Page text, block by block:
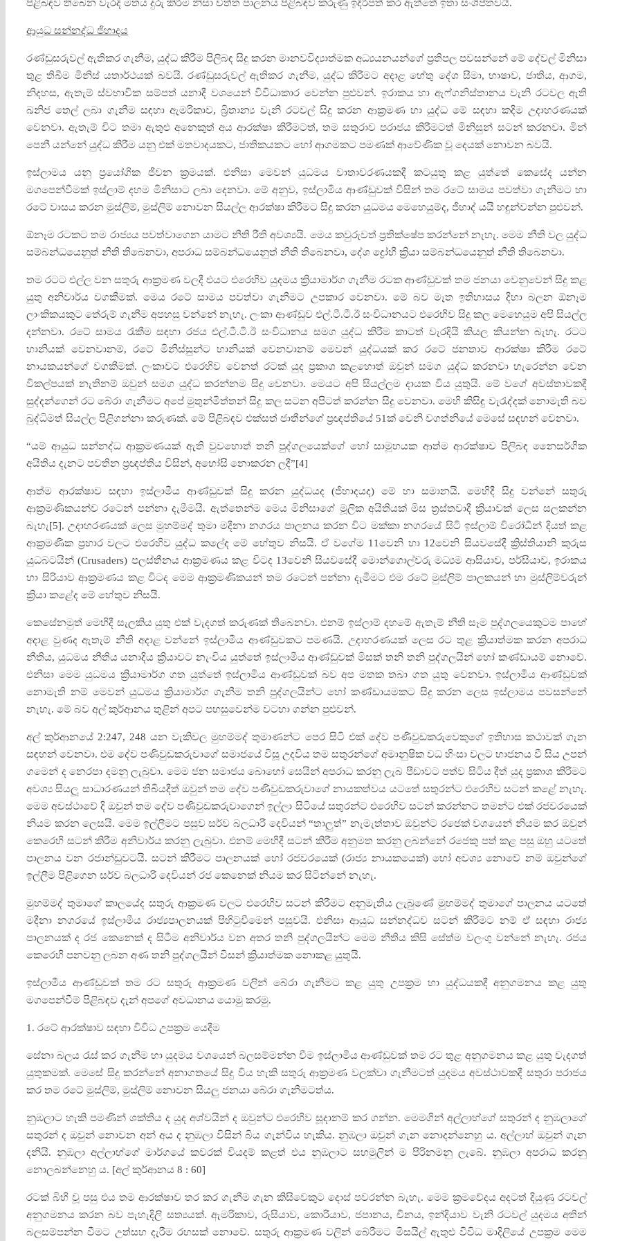
පිළිබඳව තිබෙන වැරදි මතය දුරු කිරීම නිසා චිත්ත පාලනය පිළිබඳව කරුණු ඉදිරිපත් කර ඇත්තේ ඉතා සංශිප්තවයි.
ආයුධ සන්නද්ධ ජිහාදය
රණ්ඩුසරුවල් ඇතිකර ගැනීම, යුද්ධ කිරීම පිලිබඳ සිදු කරන මානවවිද්‍යාත්මක අධ්‍යයනයන්ගේ ප්‍රතිපල පවසන්නේ මේ දේවල් මිනිසා
තුළ තිබීම මිනිස් යතාර්ථයක් බවයි. රණ්ඩුසරුවල් ඇතිකර ගැනීම, යුද්ධ කිරීමට අදාළ හේතු දේශ සීමා, භාෂාව, ජාතිය, ආගම,
නිදහස, ඇතැම් ස්වභාවික සම්පත් යනාදී වශයෙන් විවිධාකාර වෙන්න පුළුවන්. ඉරාකය හා ඇෆ්ගනිස්තානය වැනි රටවල ඇති
ඛනිජ තෙල් ලබා ගැනීම සඳහා ඇමරිකාව, බ්‍රිතාන්‍ය වැනි රටවල් සිදු කරන ආක්‍රමණ හා යුද්ධ මේ සඳහා කදිම උදාහරණයක්
වෙනවා. ඇතැම් විට තමා ඇතුළු අනෙකුත් අය ආරක්ෂා කිරීමටත්, තම සතුරාව පරාජය කිරීමටත් මිනිසුන් සටන් කරනවා. මින්
පෙනී යන්නේ යුද්ධ කිරීම යනු එක් මතවාදයකට, ජාතිකයකට හෝ ආගමකට පමණක් ආවේණික වූ දෙයක් නොවන බවයි.
ඉස්ලාමය යනු ප්‍රයෝගික ජීවන ක්‍රමයක්. එනිසා මෙවන් යුධමය වාතාවරණයකදී කටයුතු කළ යුත්තේ කෙසේද යන්න
මගපෙන්වීමක් ඉස්ලාම් දහම මිනිසාට ලබා දෙනවා. මේ අනුව, ඉස්ලාමිය ආණ්ඩුවක් විසින් තම රටේ සාමය පවත්වා ගැනීමට හා
රටේ වාසය කරන මුස්ලිම්, මුස්ලිම් නොවන සියල්ල ආරක්ෂා කිරීමට සිදු කරන යුධමය මෙහෙයුම්ද, ජිහාද් යයි හඳුන්වන්න පුළුවන්.
ඕනෑම රටකට තම රාජ්‍යය පවත්වාගෙන යාමට නීති රීති අවශ්‍යයි. මෙය කවුරුවත් ප්‍රතික්ෂේප කරන්නේ නැහැ. මෙම නීති වල යුද්ධ
සම්බන්ධයෙනුත් නීති තිබෙනවා, අපරාධ සම්බන්ධයෙනුත් නීති තිබෙනවා, දේශ ද්‍රෝහී ක්‍රියා සම්බන්ධයෙනුත් නීති තිබෙනවා.
තම රටට එල්ල වන සතුරු ආක්‍රමණ වලදී එයට එරෙහිව යුදමය ක්‍රියාමාර්ග ගැනීම රටක ආණ්ඩුවක් තම ජනයා වෙනුවෙන් සිදු කළ
යුතු අනිවාර්ය වගකීමක්. මෙය රටේ සාමය පවත්වා ගැනීමට උපකාර වෙනවා. මේ බව මෑත ඉතිහාසය දිහා බලන ඕනෑම
ලාංකිකයකුට තේරුම් ගැනීම අපහසු වන්නේ නැහැ. ලංකා ආණ්ඩුව එල්.ටී.ටී.ඊ සංවිධානයට එරෙහිව සිදු කල මෙහෙයුම අපි සියල්ල
දන්නවා. රටේ සාමය රැකීම සඳහා රජය එල්.ටී.ටී.ඊ සංවිධානය සමග යුද්ධ කිරීම කාටත් වැරදියි කියල කියන්න බැහැ. රටට
හානියක් වෙනවානම්, රටේ මිනිස්සුන්ට හානියක් වෙනවානම් මෙවන් යුද්ධයක් කර රටේ ජනතාව ආරක්ෂා කිරීම රටේ
නායකයන්ගේ වගකීමක්. ලංකාවට එරෙහිව වෙනත් රටක් යුද ප්‍රකාශ කළහොත් ඔවුන් සමග යුද්ධ කරනවා හැරෙන්න වෙන
විකල්පයක් නැතිනම් ඔවුන් සමග යුද්ධ කරන්නම සිදු වෙනවා. මෙයට අපි සියල්ලම දායක විය යුතුයි. මේ වගේ අවස්තාවකදී
සුද්දන්ගෙන් රට බේරා ගැනීමට අපේ මුතුන්මිත්තන් සිදු කල සටන අපිටත් කරන්න සිදු වෙනවා. මෙහි කිසිඳු වැරැද්දක් නොමැති බව
බුද්ධිමත් සියල්ල පිළිගන්නා කරුණක්. මේ පිළිබඳව එක්සත් ජාතීන්ගේ ප්‍රඥප්තියේ 51ක් වෙනි වගත්නියේ මෙසේ සඳහන් වෙනවා.
“යම් ආයුධ සන්නද්ධ ආක්‍රමණයක් ඇති වුවහොත් තනි පුද්ගලයෙක්ගේ හෝ සාමූහයක ආත්ම ආරක්ෂාව පිලිබඳ නෛසර්ගික
අයිතිය දැනට පවතින ප්‍රඥප්තිය විසින්, අහෝසි නොකරන ලදී”[4]
ආත්ම ආරක්ෂාව සඳහා ඉස්ලාමීය ආණ්ඩුවක් සිදු කරන යුද්ධයද (ජිහාදයද) මේ හා සමානයි. මෙහිදී සිදු වන්නේ සතුරු
ආක්‍රමණිකයන්ව රටෙන් පන්නා දැමීමයි. ඇත්තෙන්ම මෙය මිනිසාගේ මූලික අයිතියක් මිස ත්‍රස්තවාදී ක්‍රියාවක් ලෙස සලකන්න
බැහැ[5]. උදාහරණයක් ලෙස මුහම්මද් තුමා මදීනා නගරය පාලනය කරන විට මක්කා නගරයේ සිටි ඉස්ලාම් විරෝධීන් දියත් කළ
ආක්‍රමණික ප්‍රහාර වලට එරෙහිව යුද්ධ කලේද මේ හේතුව නිසයි. ඒ වගේම 11වෙනි හා 12වෙනි සියවසේදී ක්‍රිස්තියානි කුරුස
යුධබටයින් (Crusaders) පලස්තීනය ආක්‍රමණය කළ විටද 13වෙනි සියවසේදී මොන්ගොල්වරු මධ්‍යම ආසියාව, පර්සියාව, ඉරාකය
හා සිරියාව ආක්‍රමණය කළ විටද මෙම ආක්‍රමණිකයන් තම රටෙන් පන්නා දැමීමට එම රටේ මුස්ලිම් පාලකයන් හා මුස්ලිම්වරුන්
ක්‍රියා කළේද මේ හේතුව නිසයි.
කෙසේනමුත් මෙහිදී සැලකිය යුතු එක් වැදගත් කරුණක් තිබෙනවා. එනම් ඉස්ලාම් දහමේ ඇතැම් නීති සෑම පුද්ගලයෙකුටම පාහේ
අදාළ වුණද ඇතැම් නීති අදාළ වන්නේ ඉස්ලාමීය ආණ්ඩුවකට පමණයි. උදාහරණයක් ලෙස රට තුළ ක්‍රියාත්මක කරන අපරාධ
නීතිය, යුධමය නීතිය යනාදිය ක්‍රියාවට නැංවිය යුත්තේ ඉස්ලාමීය ආණ්ඩුවක් මිසක් තනි තනි පුද්ගලයින් හෝ කණ්ඩායම් නොවේ.
එනිසා මෙම යුධමය ක්‍රියාමාර්ග ගත යුත්තේ ඉස්ලාමීය ආණ්ඩුවක් බව අප මතක තබා ගත යුතු වෙනවා. ඉස්ලාමීය ආණ්ඩුවක්
නොමැති නම් මෙවන් යුධමය ක්‍රියාමාර්ග ගැනීම තනි පුද්ගලයින්ට හෝ කණ්ඩායමකට සිදු කරන ලෙස ඉස්ලාමය පවසන්නේ
නැහැ. මේ බව අල් කුර්ආනය තුළින් අපට පහසුවෙන්ම වටහා ගන්න පුළුවන්.
අල් කුර්ආනයේ 2:247, 248 යන වැකිවල මුහම්මද් තුමාණන්ට පෙර සිටි එක් දේව පණිවුඩකරුවෙකුගේ ඉතිහාස කථාවක් ගැන
සඳහන් වෙනවා. එම දේව පණිවුඩකරුවාගේ සමාජයේ විසූ උදවිය තම සතුරන්ගේ අමානුෂික වධ හිංසා වලට භාජනය වී සිය උපන්
ගමෙන් ද නෙරපා දමනු ලැබුවා. මෙම ජන සමාජය බොහෝ සෙයින් අපරාධ කරනු ලැබ පීඩාවට පත්ව සිටිය දීත් යුද ප්‍රකාශ කිරීමට
අවශ්‍ය සියලූ සාධාරණයන් තිබියදීත් ඔවුන් තම දේව පණිවුඩකරුවාගේ නායකත්වය යටතේ සතුරන්ට එරෙහිව සටන් කළේ නැහැ.
මෙම අවස්ථාවේ දි ඔවුන් තම දේව පණිවුඩකරුවාගෙන් ඉල්ලා සිටියේ සතුරන්ට එරෙහිව සටන් කරන්නට තමන්ට එක් රජවරයෙක්
නියම කරන ලෙසයි. මෙම ඉල්ලීමට පසුව සර්ව බලධාරී දෙවියන් “තාලුත්” නැමැත්තාව ඔවුන්ට රජෙක් වශයෙන් නියම කර ඔවුන්
කෙරෙහි සටන් කිරීම අනිවාර්ය කරනු ලැබුවා. එනම් මෙහිදී සටන් කිරීම අනුමත කරනු ලබන්නේ රජෙකු පත් කළ පසු ඔහු යටතේ
පාලනය වන රජාන්ඩුවටයි. සටන් කිරීමට පාලනයක් හෝ රජවරයෙක් (රාජ්‍ය නායකයෙක්) හෝ අවශ්‍ය නොවේ නම් ඔවුන්ගේ
ඉල්ලීම පිළිගෙන සර්ව බලධාරී දෙවියන් රජ කෙනෙක් නියම කර සිටින්නේ නැහැ.
මුහම්මද් තුමාගේ කාලයේද සතුරු ආක්‍රමණ වලට එරෙහිව සටන් කිරීමට අනුමැතිය ලැබුණේ මුහම්මද් තුමාගේ පාලනය යටතේ
මදීනා නගරයේ ඉස්ලාමීය රාජ්‍යපාලනයක් පිහිටුවීමෙන් පසුවයි. එනිසා ආයුධ සන්නද්ධව සටන් කිරීමට නම් ඒ සඳහා රාජ්‍ය
පාලනයක් ද රජ කෙනෙක් ද සිටීම අනිවාර්ය වන අතර තනි පුද්ගලයින්ට මෙම නීතිය කිසි සේත්ම වලංගු වන්නේ නැහැ. රජය
කෙරෙහි පනවනු ලබන අණ තනි පුද්ගලයින් විසන් ක්‍රියාත්මක නොකළ යුතුයි.
ඉස්ලාමීය ආණ්ඩුවක් තම රට සතුරු ආක්‍රමණ වලින් බේරා ගැනීමට කළ යුතු උපක්‍රම හා යුද්ධයකදී අනුගමනය කළ යුතු
මගපෙන්වීම් පිළිබඳව දැන් අපගේ අවධානය යොමු කරමු.
1. රටේ ආරක්ෂාව සඳහා විවිධ උපක්‍රම යෙදීම
සේනා බලය රැස් කර ගැනීම හා යුදමය වශයෙන් බලසම්මන්න වීම ඉස්ලාමීය ආණ්ඩුවක් තම රට තුළ අනුගමනය කළ යුතු වැදගත්
යුතුකමක්. මෙසේ සිදු කරන්නේ අනාගතයේ සිදු විය හැකි සතුරු ආක්‍රමණ වලක්වා ගැනීමටත් යුදමය අවස්ථාවකදී සතුරා පරාජය
කර තම රටේ මුස්ලිම්, මුස්ලිම් නොවන සියලු ජනයා බේරා ගැනීමටත්ය.
නුඹලාට හැකි පමණින් ශක්තිය ද යුද අශ්වයින් ද ඔවුන්ට එරෙහිව සූදානම් කර ගන්න. මෙමගින් අල්ලාහ්ගේ සතුරන් ද නුඹලාගේ
සතුරන් ද ඔවුන් නොවන අන් අය ද නුඹලා විසින් බිය ගැන්විය හැකිය. නුඹලා ඔවුන් ගැන නොදන්නෙහු ය. අල්ලාහ් ඔවුන් ගැන
දනියි. නුඹලා අල්ලාහ්ගේ මාර්ගයේ කවරක් වියදම් කළත් එය නුඹලාට සහමුලින් ම පිරිනමනු ලැබේ. නුඹලා අපරාධ කරනු
නොලබන්නෙහු ය. [අල් කුර්ආනය 8 : 60]
රටක් බිහි වූ පසු එය තම ආරක්ෂාව තර කර ගැනීම ගැන කිසිවෙකුට දොස් පවරන්න බැහැ. මෙම ක්‍රමවේදය අදටත් දියුණු රටවල්
අනුගමනය කරන බව පැහැදිලි සත්‍යයක්. ඇමරිකාව, රුසියාව, කොරියාව, ජපානය, චීනය, ඉන්දියාව වැනි රටවල් යුදමය අතින්
බලසම්පන්න වීමට උත්සහ දැරීම රහසක් නොවේ. සතුරු ආක්‍රමණ වලින් බේරීමට මිසයිල් ඇතුළු විවිධ මාදිලියේ උපක්‍රම මෙම